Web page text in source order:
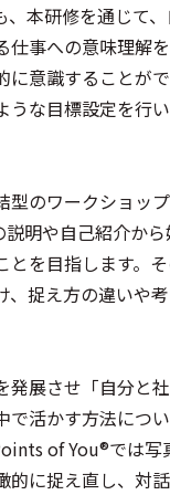
、本研修を通じて
仕事への意味理解
に意識することが
うな目標設定を行
型のワークショッ
明や自己紹介か
とを目指します。
、捉え方の違いや
発展させ「自分と
で活かす方法につ
of You®では写
的に捉え直し、対